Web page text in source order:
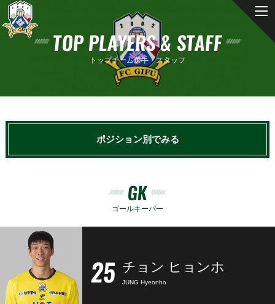
TOP PLAYERS & STAFF
トップチーム選手・スタッフ
ポジション別でみる
GK
ゴールキーパー
25 チョン ヒョンホ
JUNG Hyeonho